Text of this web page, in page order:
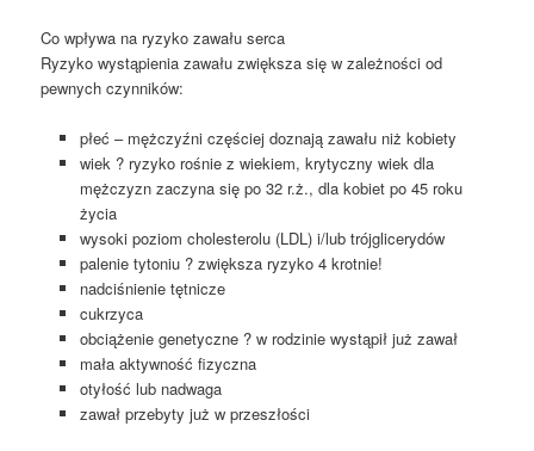
Co wpływa na ryzyko zawału serca
Ryzyko wystąpienia zawału zwiększa się w zależności od
pewnych czynników:
płeć – mężczyźni częściej doznają zawału niż kobiety
wiek ? ryzyko rośnie z wiekiem, krytyczny wiek dla
mężczyzn zaczyna się po 32 r.ż., dla kobiet po 45 roku
życia
wysoki poziom cholesterolu (LDL) i/lub trójglicerydów
palenie tytoniu ? zwiększa ryzyko 4 krotnie!
nadciśnienie tętnicze
cukrzyca
obciążenie genetyczne ? w rodzinie wystąpił już zawał
mała aktywność fizyczna
otyłość lub nadwaga
zawał przebyty już w przeszłości